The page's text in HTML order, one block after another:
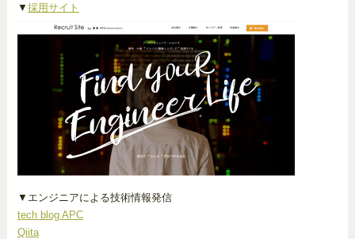
▼ 採用サイト
▼エンジニアによる技術情報発信
tech blog APC
Qiita